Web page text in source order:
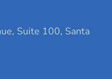
Suite 100, Santa